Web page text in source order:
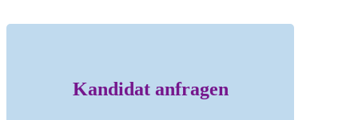
Kandidat anfragen